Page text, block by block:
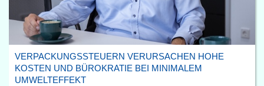
VERPACKUNGSSTEUERN VERURSACHEN HOHE
KOSTEN UND BÜROKRATIE BEI MINIMALEM
UMWELTEFFEKT